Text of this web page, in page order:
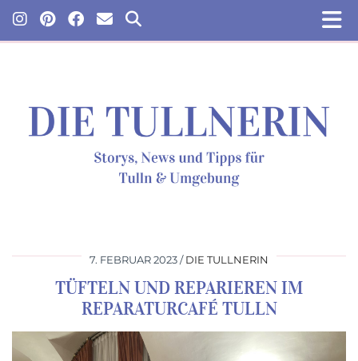
7. FEBRUAR 2023 DIE TULLNERIN
TÜFTELN UND REPARIEREN IM
REPARATURCAFÉ TULLN